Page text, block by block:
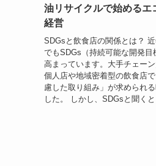
油リサイクルで始めるエ
経営
SDGsと飲食店の関係とは？
でもSDGs（持続可能な開発目
高まっています。大手チェーン
個人店や地域密着型の飲食店
慮した取り組み」が求められ
した。 しかし、SDGsと聞くと